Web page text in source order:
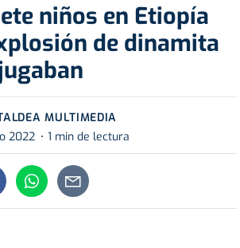
niños en Etiopía
de dinamita
MULTIMEDIA
2022
1 min de lectura